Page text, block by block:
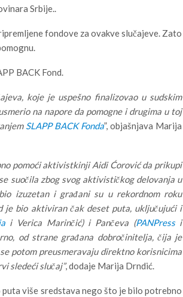
Srbije..
fondove za ovakve slučajeve. Zato
BACK Fond.
koje je uspešno finalizovao u sudskim
na napore da pomogne i drugima u toj
SLAPP BACK Fonda”, objašnjava Marija
pomoći aktivistkinji Aidi Ćorović da prikupi
suočila zbog svog aktivističkog delovanja u
izuzetan i građani su u rekordnom roku
je bio aktiviran čak deset puta, uključujući i
i Verica Marinčić) i Pančeva (PANPressi
od strane građana dobročinitelja, čija je
potom preusmeravaju direktno korisnicima
sledeći slučaj”, dodaje Marija Drndić.
više sredstava nego što je bilo potrebno